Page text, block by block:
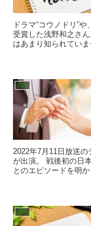
ドラマ“コウノドリ”
受賞した浅野和之さ
はあまり知られてい
芸能
2022年7月11日放送
が出演。 戦後初の日
とのエピソードを明
芸能